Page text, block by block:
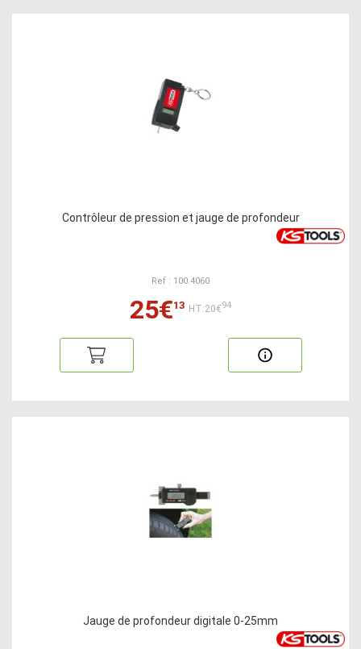
Contrôleur de pression et jauge de profondeur
Ref : 100.4060
25€13 HT:20€94
Jauge de profondeur digitale 0-25mm